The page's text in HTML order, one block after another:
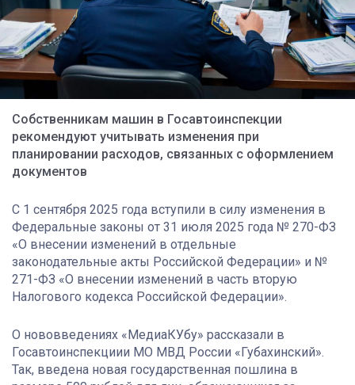
Собственникам машин в Госавтоинспекции
рекомендуют учитывать изменения при
планировании расходов, связанных с оформлением
документов
С 1 сентября 2025 года вступили в силу изменения в
Федеральные законы от 31 июля 2025 года № 270-ФЗ
«О внесении изменений в отдельные
законодательные акты Российской Федерации» и №
271-ФЗ «О внесении изменений в часть вторую
Налогового кодекса Российской Федерации».
О нововведениях «МедиаКУбу» рассказали в
Госавтоинспекциии МО МВД России «Губахинский».
Так, введена новая государственная пошлина в